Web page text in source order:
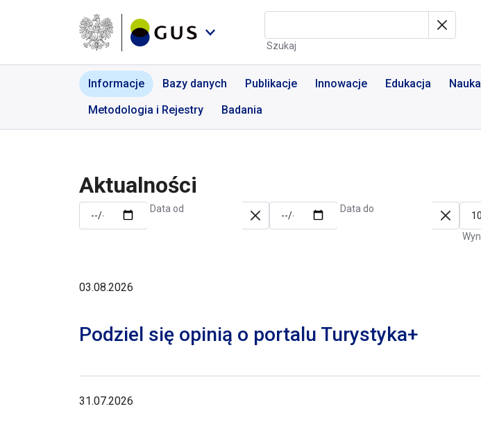
Aktualności | GUS - Portal Informacyjny
Szukaj
Informacje Bazy danych Publikacje Innowacje Edukacja Nauka
Metodologia i Rejestry
Badania
Aktualności
Data od Data do
03.08.2026
Podziel się opinią o portalu Turystyka+
31.07.2026